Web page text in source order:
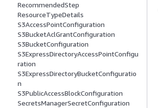
RecommendedStep
ResourceTypeDetails
S3AccessPointConfiguration
S3BucketAclGrantConfiguration
S3BucketConfiguration
S3ExpressDirectoryAccessPointConfigu
ration
S3ExpressDirectoryBucketConfiguratio
n
S3PublicAccessBlockConfiguration
SecretsManagerSecretConfiguration